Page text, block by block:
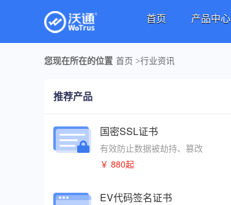
首页 产品中心
您现在所在的位置 首页 >行业资讯
推荐产品
国密SSL证书
有效防止数据被劫持、篡改
￥ 880起
EV代码签名证书